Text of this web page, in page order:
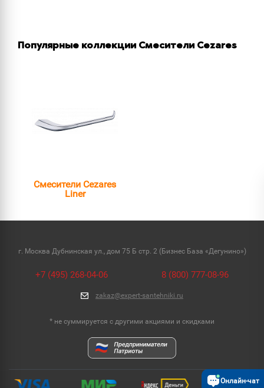
Популярные коллекции Смесители Cezares
Смесители Cezares
Liner
г. Москва Дубнинская ул., дом 75 Б стр. 2 (Бизнес База «Дегунино»)
+7 (495) 268-04-06 8 (800) 777-08-96
zakaz@expert-santehniki.ru
* не суммируется с другими акциями и скидками
Онлайн-чат